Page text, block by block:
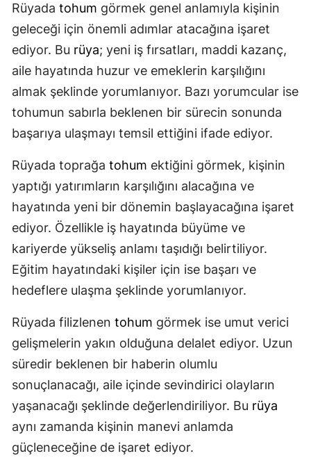
Rüyada tohum görmek genel anlamıyla kişinin
geleceği için önemli adımlar atacağına işaret
ediyor. Bu rüya; yeni iş fırsatları, maddi kazanç,
aile hayatında huzur ve emeklerin karşılığını
almak şeklinde yorumlanıyor. Bazı yorumcular ise
tohumun sabırla beklenen bir sürecin sonunda
başarıya ulaşmayı temsil ettiğini ifade ediyor.
Rüyada toprağa tohum ektiğini görmek, kişinin
yaptığı yatırımların karşılığını alacağına ve
hayatında yeni bir dönemin başlayacağına işaret
ediyor. Özellikle iş hayatında büyüme ve
kariyerde yükseliş anlamı taşıdığı belirtiliyor.
Eğitim hayatındaki kişiler için ise başarı ve
hedeflere ulaşma şeklinde yorumlanıyor.
Rüyada filizlenen tohum görmek ise umut verici
gelişmelerin yakın olduğuna delalet ediyor. Uzun
süredir beklenen bir haberin olumlu
sonuçlanacağı, aile içinde sevindirici olayların
yaşanacağı şeklinde değerlendiriliyor. Bu rüya
aynı zamanda kişinin manevi anlamda
güçleneceğine de işaret ediyor.